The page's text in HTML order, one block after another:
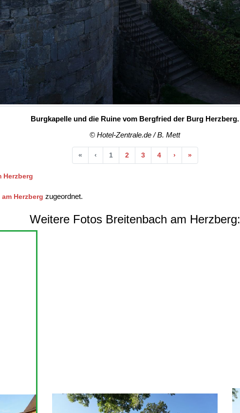
Burgkapelle und die Ruine vom Bergfried der Burg Herzberg.
© Hotel-Zentrale.de / B. Mett
«Anfang
‹Vorherige
1 2 3 4 ›Nächste
»Ende
Herzberg
Herzberg zugeordnet.
Weitere Fotos Breitenbach am Herzberg: